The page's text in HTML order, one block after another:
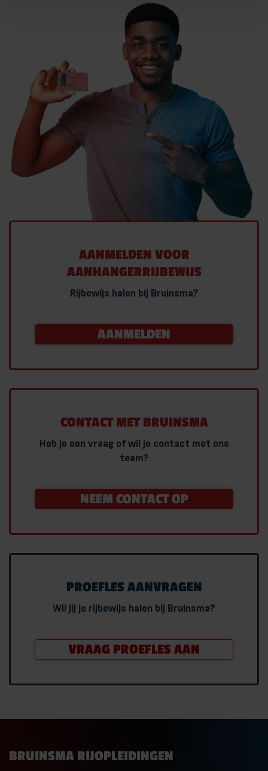
AANMELDEN VOOR
AANHANGERRIJBEWIJS
Rijbewijs halen bij Bruinsma?
AANMELDEN
CONTACT MET BRUINSMA
Heb je een vraag of wil je contact met ons
team?
NEEM CONTACT OP
PROEFLES AANVRAGEN
Wil jij je rijbewijs halen bij Bruinsma?
VRAAG PROEFLES AAN
BRUINSMA RIJOPLEIDINGEN